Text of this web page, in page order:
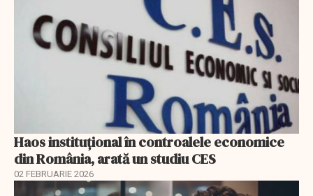
Haos instituțional în controalele economice
din România, arată un studiu CES
02 FEBRUARIE 2026